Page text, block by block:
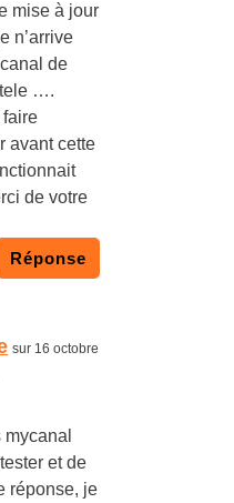
mise à jour
n’arrive
de
….
avant cette
de votre
Réponse
sur 16 octobre
mycanal
et de
réponse, je